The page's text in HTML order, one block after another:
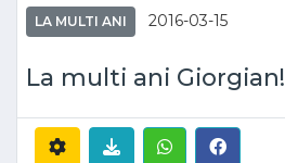
LA MULTI ANI 2016-03-15
La multi ani Giorgian!